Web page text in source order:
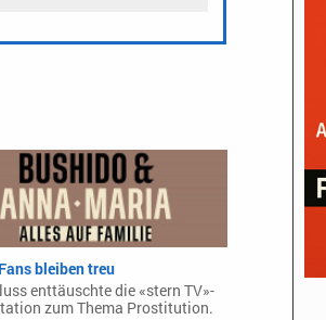
bleiben treu
enttäuschte die «stern TV»-
zum Thema Prostitution.